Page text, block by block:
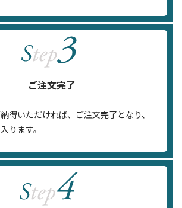
ご注文完了
得いただければ、ご注文完了となり、
ります。